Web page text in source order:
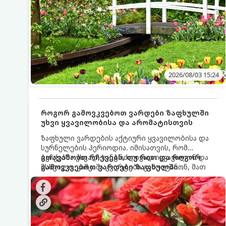
2026/08/03 15:24
როგორ გამოვკვებოთ ვარდები ზაფხულში
უხვი ყვავილობისა და არომატისთვის
ზაფხული ვარდების აქტიური ყვავილობისა და
სურნელების პერიოდია. იმისათვის, რომ
ბუჩქებმა უხვად, ხანგრძლივად იყვავილონ და
მსხვილი, კაშკაშა კვირტები გამოიტანონ, მათ
რეგულარული და სწორი გამოკვება
სჭირდებათ. ზაფხულის პერიოდში მცენარის
მოთხოვნილებები იცვლება, ამიტომ
მნიშვნელოვანია ვიცოდეთ, რომელი სასუქები
გამოიყენება ამ დროს.
გთავაზობთ რჩევებს, თუ რით და როგორ
გამოვკვებოთ ვარდები ზაფხულში
საუკეთესო შედეგის მისაღწევად: